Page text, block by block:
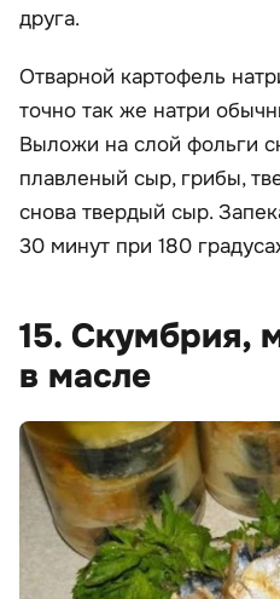
друга.
Отварной картофель
точно так же натри
Выложи на слой фольги
плавленый сыр, грибы,
снова твердый сыр.
30 минут при 180
15. Скумбрия,
в масле